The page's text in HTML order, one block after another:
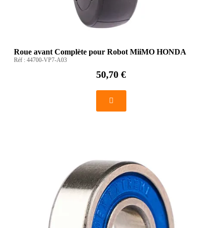
Roue avant Complète pour Robot MiiMO HONDA
Réf : 44700-VP7-A03
50,70 €